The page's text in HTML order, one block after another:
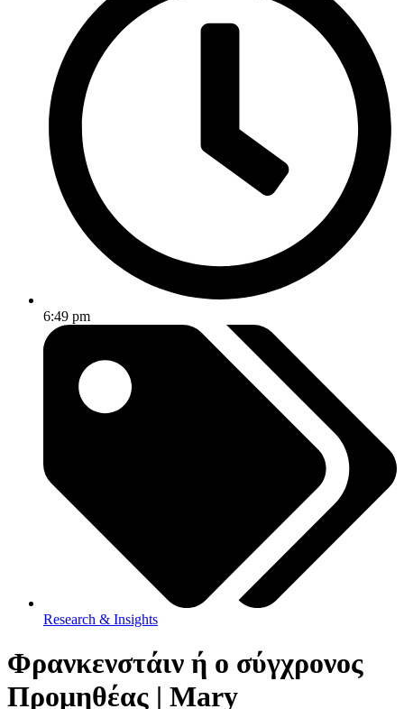
6:49 pm
Research & Insights
Φρανκενστάιν ή ο σύγχρονος
Προμηθέας | Mary